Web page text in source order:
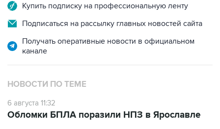
Купить подписку на профессиональную ленту
Подписаться на рассылку главных новостей сайта
Получать оперативные новости в официальном
канале
НОВОСТИ ПО ТЕМЕ
6 августа 11:32
Обломки БПЛА поразили НПЗ в Ярославле